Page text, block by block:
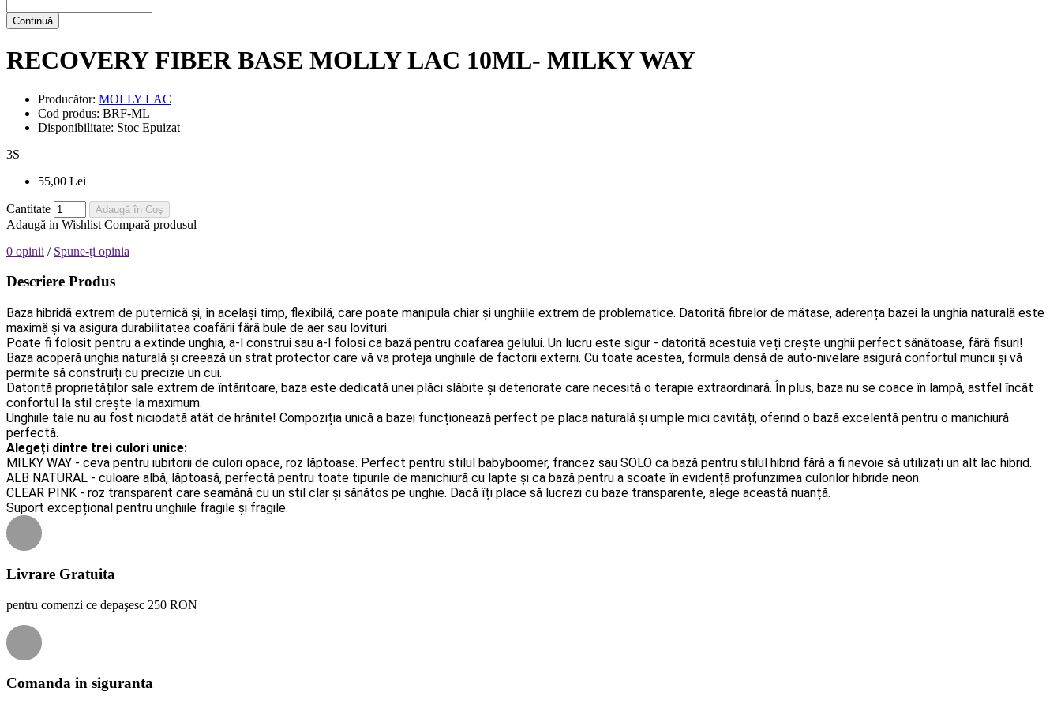
Continuă
RECOVERY FIBER BASE MOLLY LAC 10ML- MILKY WAY
Producător: MOLLY LAC
Cod produs: BRF-ML
Disponibilitate: Stoc Epuizat
3S
55,00 Lei
Cantitate Adaugă în Coş
Adaugă in Wishlist Compară produsul
0 opinii / Spune-ţi opinia
Descriere Produs
Baza hibridă extrem de puternică și, în același timp, flexibilă, care poate manipula chiar și unghiile extrem de problematice. Datorită fibrelor de mătase, aderența bazei la unghia naturală este
maximă și va asigura durabilitatea coafării fără bule de aer sau lovituri.
Poate fi folosit pentru a extinde unghia, a-l construi sau a-l folosi ca bază pentru coafarea gelului. Un lucru este sigur - datorită acestuia veți crește unghii perfect sănătoase, fără fisuri!
Baza acoperă unghia naturală și creează un strat protector care vă va proteja unghiile de factorii externi. Cu toate acestea, formula densă de auto-nivelare asigură confortul muncii și vă
permite să construiți cu precizie un cui.
Datorită proprietăților sale extrem de întăritoare, baza este dedicată unei plăci slăbite și deteriorate care necesită o terapie extraordinară. În plus, baza nu se coace în lampă, astfel încât
confortul la stil crește la maximum.
Unghiile tale nu au fost niciodată atât de hrănite! Compoziția unică a bazei funcționează perfect pe placa naturală și umple mici cavități, oferind o bază excelentă pentru o manichiură
perfectă.
Alegeți dintre trei culori unice:
MILKY WAY - ceva pentru iubitorii de culori opace, roz lăptoase. Perfect pentru stilul babyboomer, francez sau SOLO ca bază pentru stilul hibrid fără a fi nevoie să utilizați un alt lac hibrid.
ALB NATURAL - culoare albă, lăptoasă, perfectă pentru toate tipurile de manichiură cu lapte și ca bază pentru a scoate în evidență profunzimea culorilor hibride neon.
CLEAR PINK - roz transparent care seamănă cu un stil clar și sănătos pe unghie. Dacă îți place să lucrezi cu baze transparente, alege această nuanță.
Suport excepțional pentru unghiile fragile și fragile.
Livrare Gratuita
pentru comenzi ce depaşesc 250 RON
Comanda in siguranta